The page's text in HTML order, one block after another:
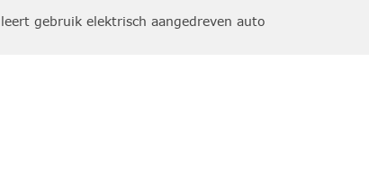
gebruik elektrisch aangedreven auto